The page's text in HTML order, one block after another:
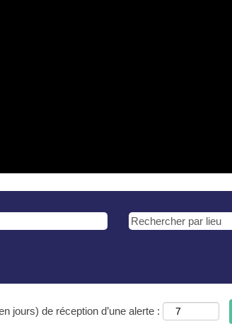
jours) de réception d’une alerte :